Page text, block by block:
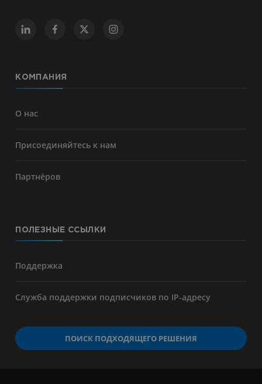
КОМПАНИЯ
О нас
Присоединяйтесь к нам
Партнёров
ПОЛЕЗНЫЕ ССЫЛКИ
Поддержка
Служба поддержки подписчиков по IP-адресу
ПОИСК ПОДХОДЯЩЕГО РЕШЕНИЯ